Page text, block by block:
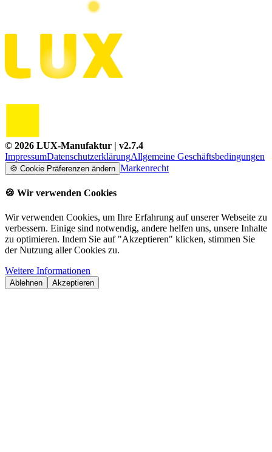
© 2026 LUX-Manufaktur | v2.7.4
ImpressumDatenschutzerklärungAllgemeine Geschäftsbedingungen
🍪 Cookie Präferenzen ändern Markenrecht
🍪 Wir verwenden Cookies
Wir verwenden Cookies, um Ihre Erfahrung auf unserer Webseite zu
verbessern. Einige sind notwendig, andere helfen uns, unsere Inhalte
zu optimieren. Indem Sie auf "Akzeptieren" klicken, stimmen Sie
der Nutzung aller Cookies zu.
Weitere Informationen
Ablehnen Akzeptieren